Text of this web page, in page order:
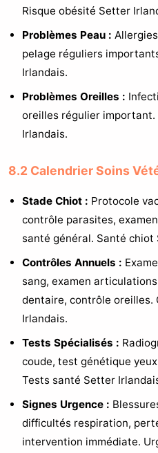
Risque obésité Setter
Problèmes Peau :
pelage réguliers
Irlandais.
Problèmes Oreilles :
oreilles régulier
Irlandais.
8.2 Calendrier Soins
Stade Chiot : Protocole
contrôle parasites,
santé général. Santé chiot
Contrôles Annuels :
sang, examen
dentaire, contrôle oreilles.
Irlandais.
Tests Spécialisés :
coude, test génétique
Tests santé Setter
Signes Urgence :
difficultés respiration,
intervention immédiate.